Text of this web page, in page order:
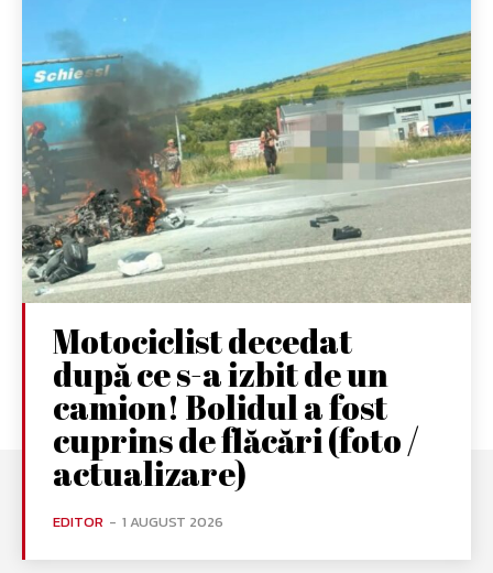
Motociclist decedat
după ce s-a izbit de un
camion! Bolidul a fost
cuprins de flăcări (foto /
actualizare)
EDITOR - 1 AUGUST 2026